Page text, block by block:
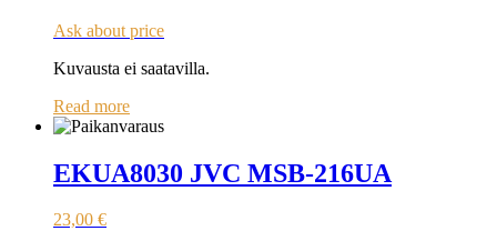
Ask about price
Kuvausta ei saatavilla.
Read more
EKUA8030 JVC MSB-216UA
23,00 €